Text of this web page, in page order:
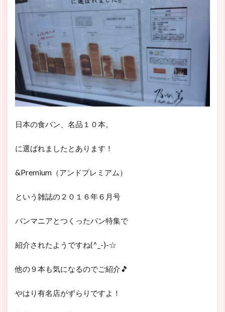
日本の食パン、名品１０本。
に選ばれましたとあります！
&Premium（アンドプレミアム）
という雑誌の２０１６年６月号
パンマニアとつくったパン特集で
紹介されたようですね(^_-)-☆
他の９本も気になるのでご紹介🎵
やはり有名店がずらりですよ！